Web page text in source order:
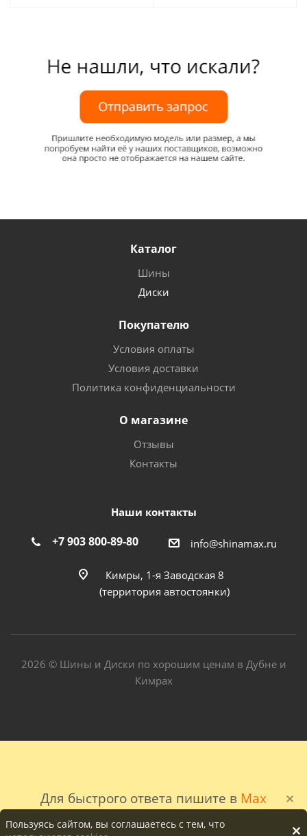
Для быстрого ответа пишите в Max
Каталог
Шины
Диски
Покупателю
Условия оплаты
Условия доставки
Политика конфиденциальности
О магазине
Отзывы
Контакты
Наши контакты
+7 903 800-89-80 info@shinamax.ru
Кимры, 1-я Заводская 8
(территория автостоянки)
2026 © Шины и Диски по хорошим ценам в Дубне и
Кимрах
Пользуясь сайтом, вы соглашаетесь с тем, что